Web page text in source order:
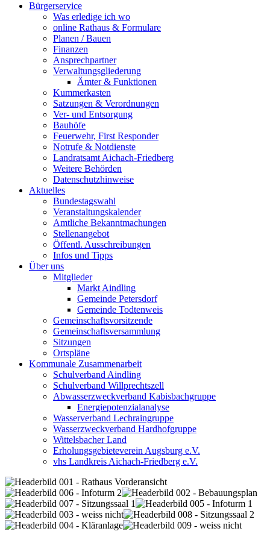
Bürgerservice
Was erledige ich wo
online Rathaus & Formulare
Planen / Bauen
Finanzen
Ansprechpartner
Verwaltungsgliederung
Ämter & Funktionen
Kummerkasten
Satzungen & Verordnungen
Ver- und Entsorgung
Bauhöfe
Feuerwehr, First Responder
Notrufe & Notdienste
Landratsamt Aichach-Friedberg
Weitere Behörden
Datenschutzhinweise
Aktuelles
Bundestagswahl
Veranstaltungskalender
Amtliche Bekanntmachungen
Stellenangebot
Öffentl. Ausschreibungen
Infos und Tipps
Über uns
Mitglieder
Markt Aindling
Gemeinde Petersdorf
Gemeinde Todtenweis
Gemeinschaftsvorsitzende
Gemeinschaftsversammlung
Sitzungen
Ortspläne
Kommunale Zusammenarbeit
Schulverband Aindling
Schulverband Willprechtszell
Abwasserzweckverband Kabisbachgruppe
Energiepotenzialanalyse
Wasserverband Lechraingruppe
Wasserzweckverband Hardhofgruppe
Wittelsbacher Land
Erholungsgebieteverein Augsburg e.V.
vhs Landkreis Aichach-Friedberg e.V.